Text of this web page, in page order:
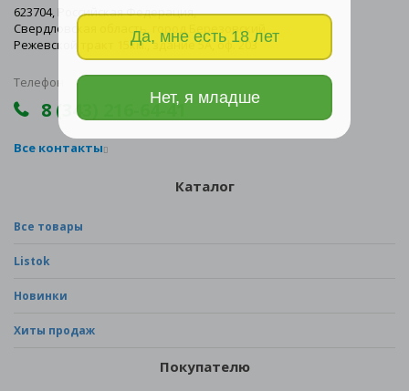
Да, мне есть 18 лет
Нет, я младше
623704, Российская Федерация,
Свердловская область, город Березовский
Режевской тракт 15км., здание 5А, оф. 203
Телефон
8 (343) 216-64-41
Все контакты
Каталог
Все товары
Listok
Новинки
Хиты продаж
Покупателю